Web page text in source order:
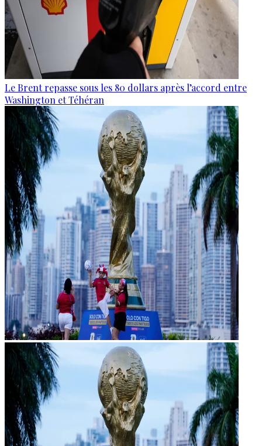
Le Brent repasse sous les 80 dollars après l’accord entre
Washington et Téhéran